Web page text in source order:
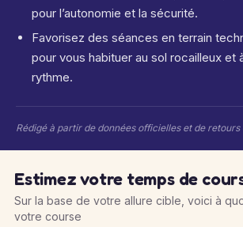
pour l’autonomie et la sécurité.
Favorisez des séances en terrain
pour vous habituer au sol rocailleux et
rythme.
Rédigé à partir de données officielles et de
Estimez votre temps de
Sur la base de votre allure cible, voici à
votre course